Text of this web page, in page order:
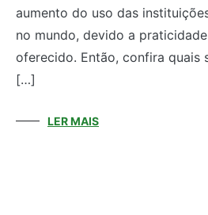
aumento do uso das
no mundo, devido a
oferecido. Então, confira quais
[…]
LER MAIS